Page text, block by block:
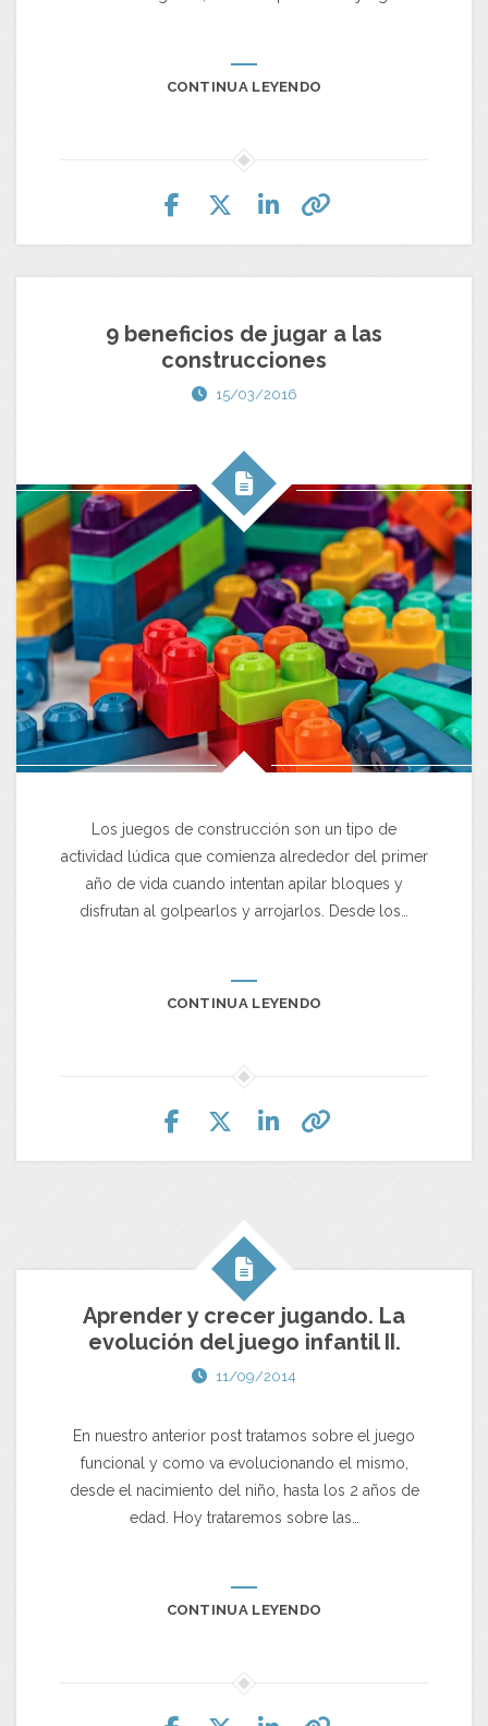
CONTINUA LEYENDO
9 beneficios de jugar a las
construcciones
15/03/2016
Los juegos de construcción son un tipo de
actividad lúdica que comienza alrededor del primer
año de vida cuando intentan apilar bloques y
disfrutan al golpearlos y arrojarlos. Desde los…
CONTINUA LEYENDO
Aprender y crecer jugando. La
evolución del juego infantil II.
11/09/2014
En nuestro anterior post tratamos sobre el juego
funcional y como va evolucionando el mismo,
desde el nacimiento del niño, hasta los 2 años de
edad. Hoy trataremos sobre las…
CONTINUA LEYENDO